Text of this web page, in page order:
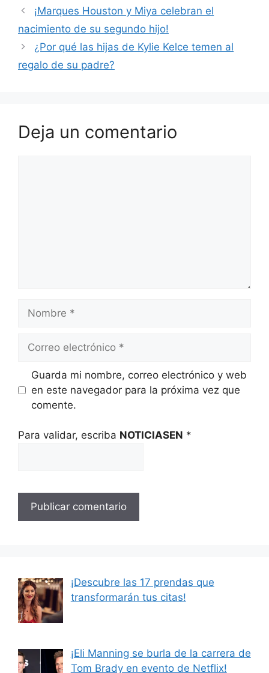
¡Marques Houston y Miya celebran el
nacimiento de su segundo hijo!
¿Por qué las hijas de Kylie Kelce temen al
regalo de su padre?
Deja un comentario
electrónico
Guarda mi nombre, correo electrónico y web
en este navegador para la próxima vez que
comente.
Para validar, escriba NOTICIASEN *
¡Descubre las 17 prendas que
transformarán tus citas!
¡Eli Manning se burla de la carrera de
Tom Brady en evento de Netflix!